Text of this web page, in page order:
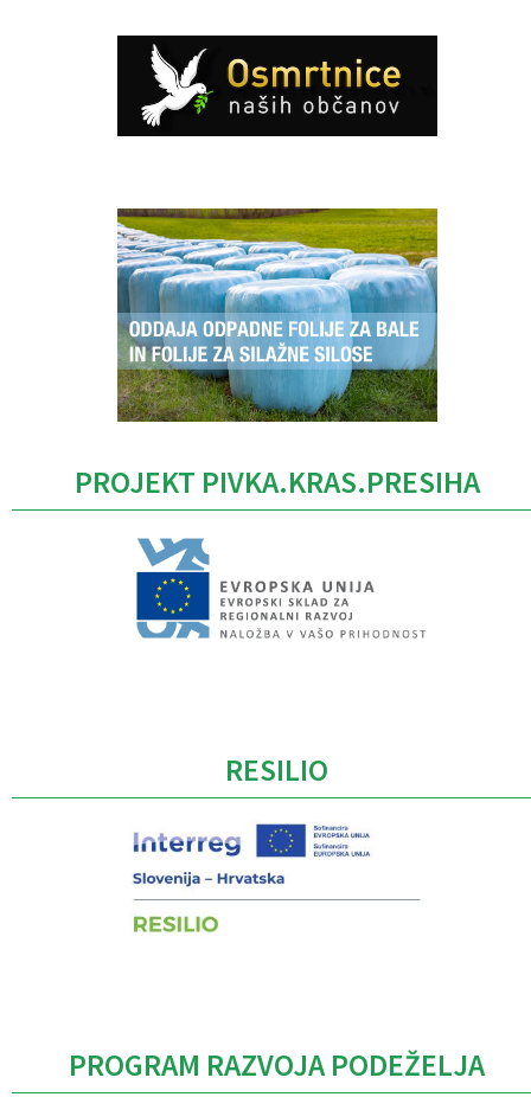
PROJEKT PIVKA.KRAS.PRESIHA
RESILIO
PROGRAM RAZVOJA PODEŽELJA